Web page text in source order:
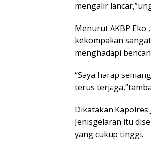
mengalir
Menurut AKBP Eko
kekompakan
menghadapi
“Saya harap
terus
Dikatakan Kapolres
Jenisgelaran itu
yang cukup tinggi.